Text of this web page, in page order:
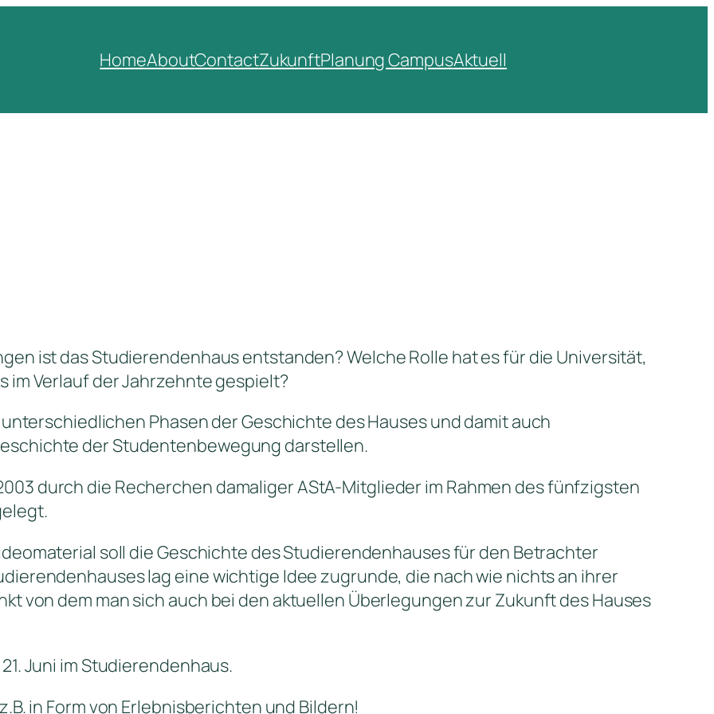
HomeAboutContactZukunftPlanung CampusAktuell
ist das Studierendenhaus entstanden? Welche Rolle hat es für die Universität,
im Verlauf der Jahrzehnte gespielt?
Phasen der Geschichte des Hauses und damit auch
der Studentenbewegung darstellen.
durch die Recherchen damaliger AStA-Mitglieder im Rahmen des fünfzigsten
soll die Geschichte des Studierendenhauses für den Betrachter
lag eine wichtige Idee zugrunde, die nach wie nichts an ihrer
von dem man sich auch bei den aktuellen Überlegungen zur Zukunft des Hauses
Juni im Studierendenhaus.
in Form von Erlebnisberichten und Bildern!